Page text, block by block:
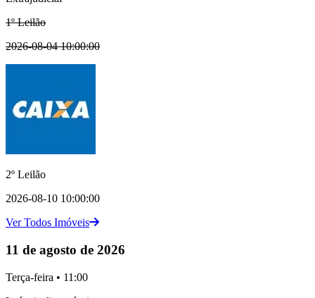
1º Leilão
2026-08-04 10:00:00
2º Leilão
2026-08-10 10:00:00
Ver Todos Imóveis
11 de agosto de 2026
Terça-feira • 11:00